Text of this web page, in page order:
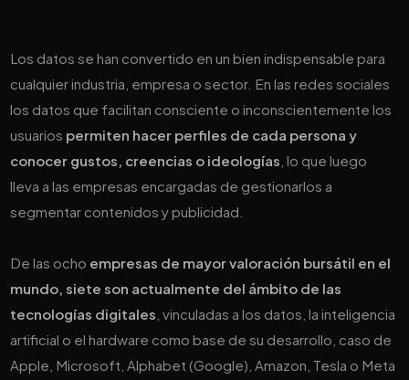
Los datos se han convertido en un bien indispensable para
cualquier industria, empresa o sector. En las redes sociales
los datos que facilitan consciente o inconscientemente los
usuarios permiten hacer perfiles de cada persona y
conocer gustos, creencias o ideologías , lo que luego
lleva a las empresas encargadas de gestionarlos a
segmentar contenidos y publicidad.
De las ocho empresas de mayor valoración bursátil en el
mundo, siete son actualmente del ámbito de las
tecnologías digitales , vinculadas a los datos, la inteligencia
artificial o el hardware como base de su desarrollo, caso de
Apple, Microsoft, Alphabet (Google), Amazon, Tesla o Meta